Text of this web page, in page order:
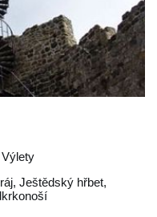
, Ještědský hřbet,